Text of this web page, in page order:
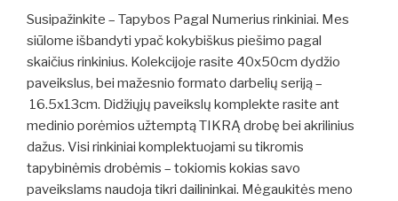
Susipažinkite – Tapybos Pagal Numerius rinkiniai. Mes
siūlome išbandyti ypač kokybiškus piešimo pagal
skaičius rinkinius. Kolekcijoje rasite 40x50cm dydžio
paveikslus, bei mažesnio formato darbelių seriją –
16.5x13cm. Didžiųjų paveikslų komplekte rasite ant
medinio porėmios užtemptą TIKRĄ drobę bei akrilinius
dažus. Visi rinkiniai komplektuojami su tikromis
tapybinėmis drobėmis – tokiomis kokias savo
paveikslams naudoja tikri dailininkai. Mėgaukitės meno